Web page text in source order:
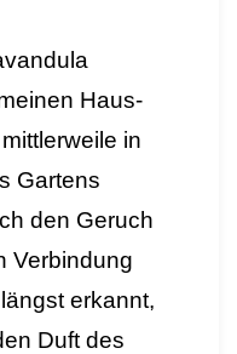
Haus-
in
Gartens
den Geruch
Verbindung
erkannt,
Duft des